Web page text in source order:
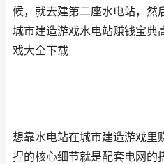
候，就去建第二座水电站，然
城市建造游戏水电站赚钱宝典
戏大全下载
想靠水电站在城市建造游戏里
捏的核心细节就是配套电网的